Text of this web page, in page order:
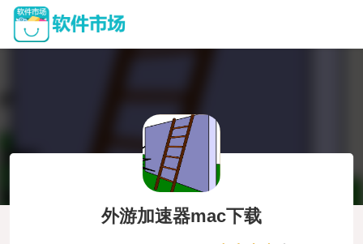
外游加速器mac下载